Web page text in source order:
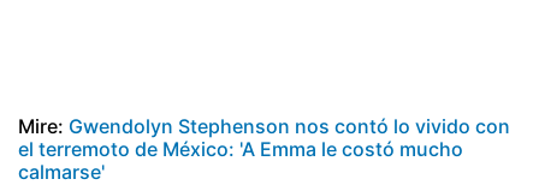
Mire: Gwendolyn Stephenson nos contó lo vivido con
el terremoto de México: 'A Emma le costó mucho
calmarse'